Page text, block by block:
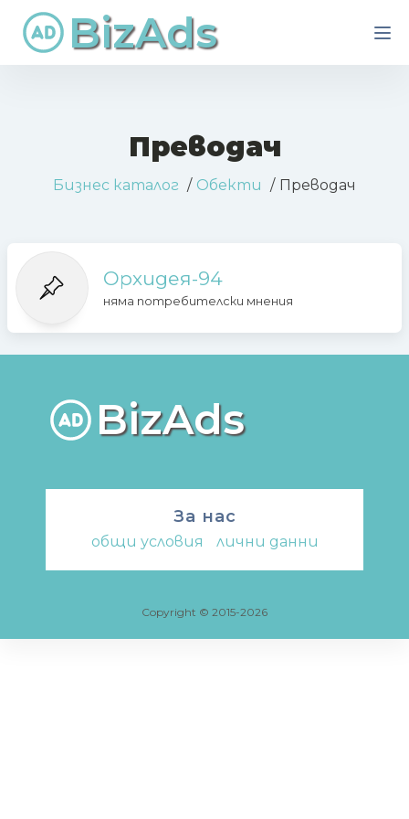
BizAds
Преводач
Бизнес каталог Обекти Преводач
Орхидея-94
няма потребителски мнения
BizAds
За нас
общи условия лични данни
Copyright © 2015-2026